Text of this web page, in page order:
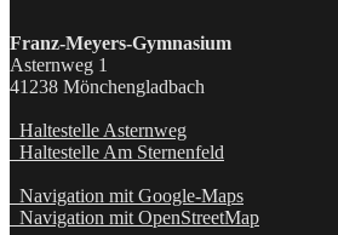
Franz-Meyers-Gymnasium
Asternweg 1
41238 Mönchengladbach
Haltestelle Asternweg
Haltestelle Am Sternenfeld
Navigation mit Google-Maps
Navigation mit OpenStreetMap